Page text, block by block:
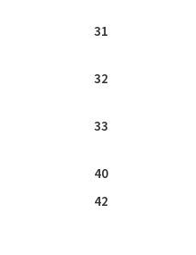
31
32
33
40
42